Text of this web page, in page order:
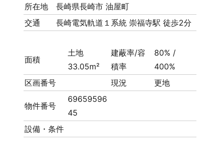
所在地
長崎県長崎市 油屋町
交通
長崎電気軌道１系統 崇福寺駅 徒歩2分
面積
土地
33.05m²
建蔽率/容
積率
80% /
400%
区画番号
現況 更地
物件番号
69659596
45
設備・条件